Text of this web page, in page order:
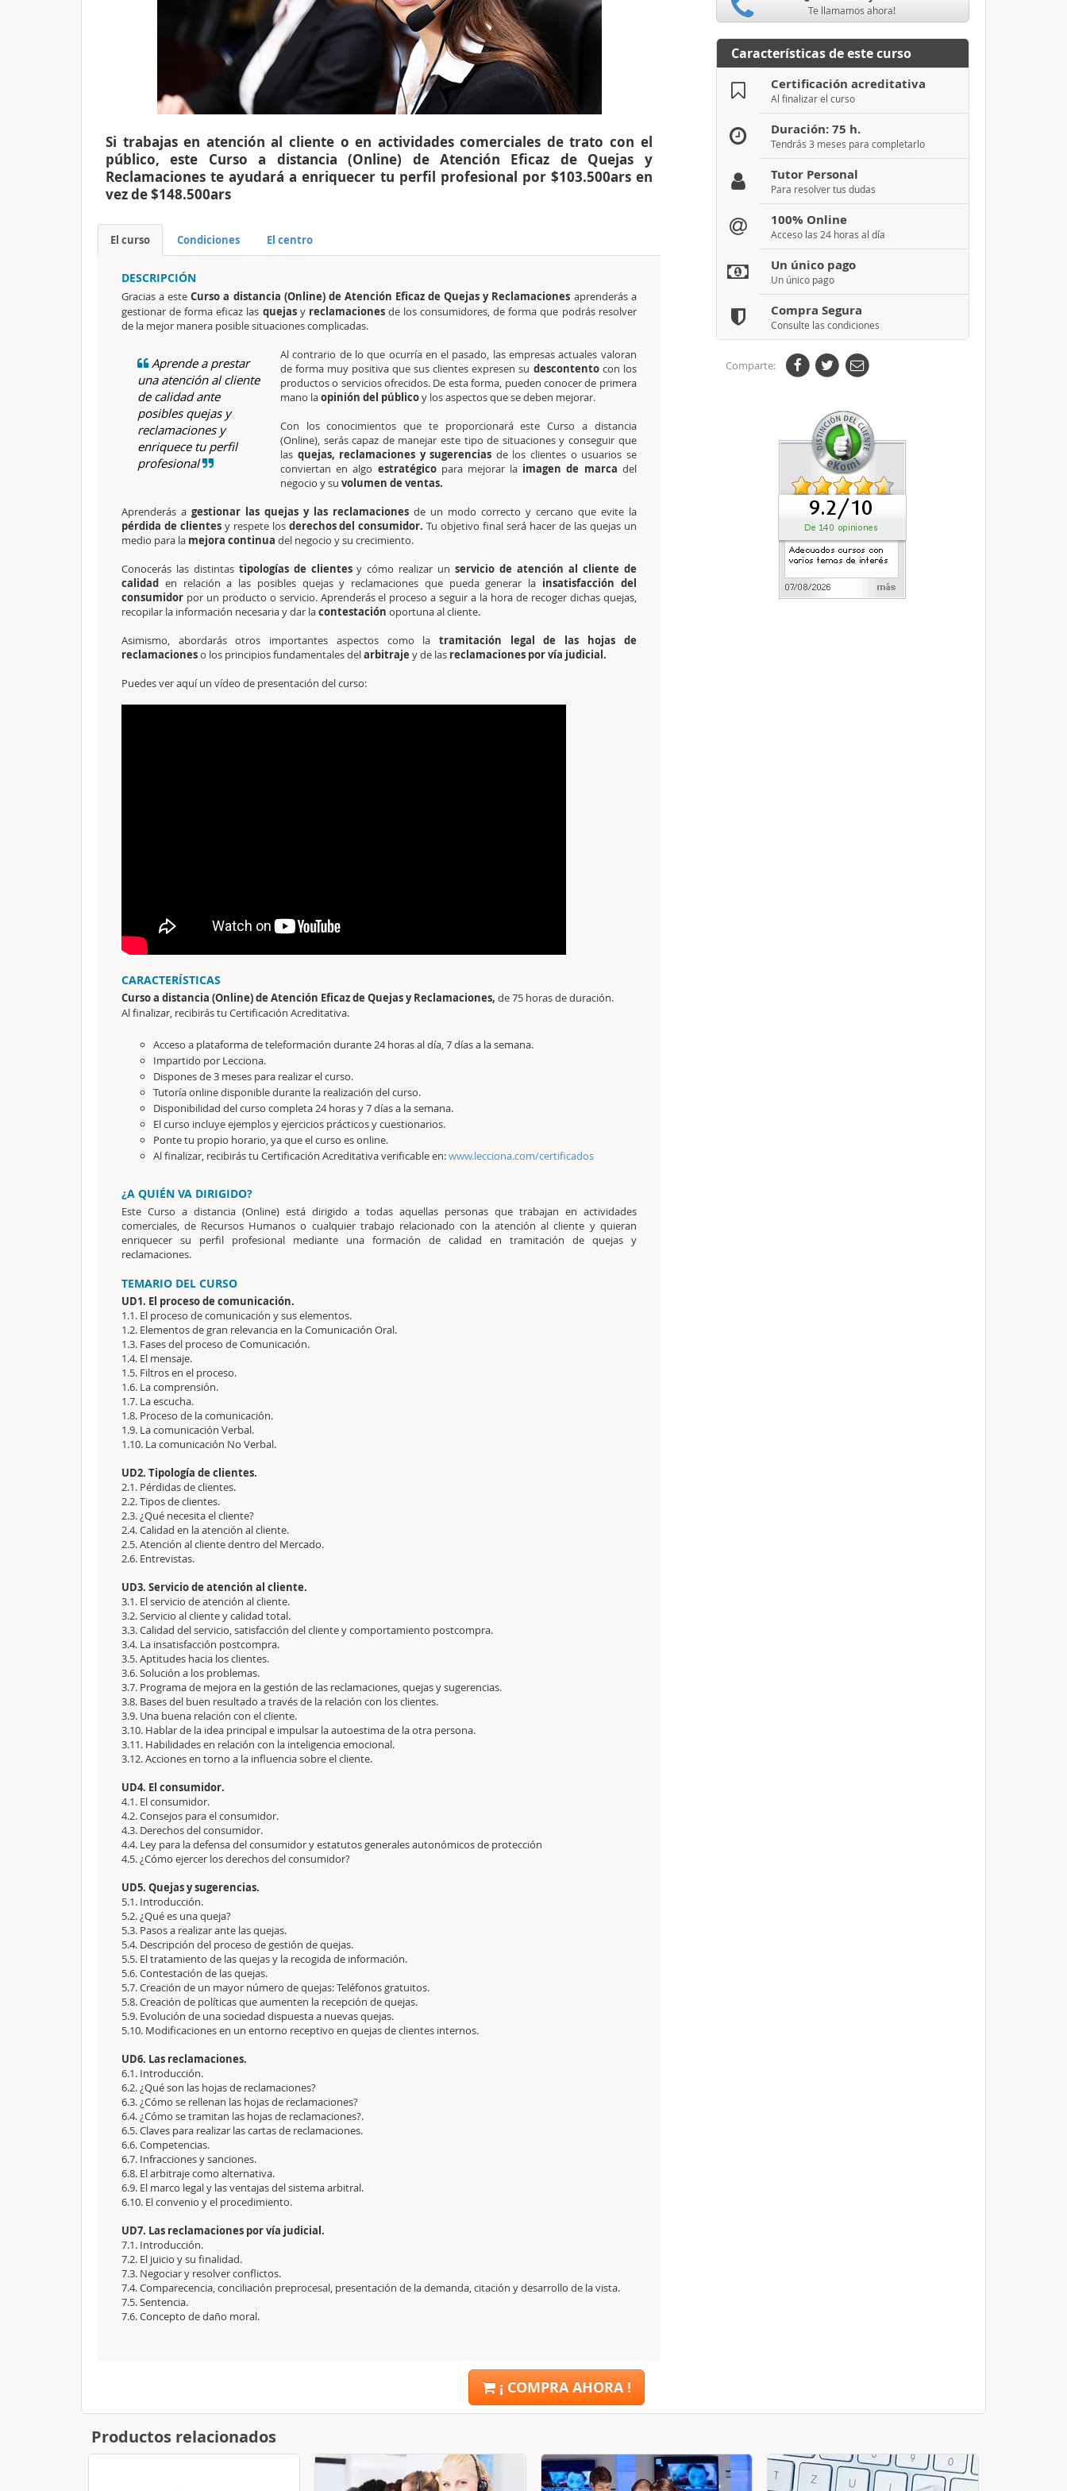
Si trabajas en atención al cliente o en actividades comerciales de trato con el
público, este Curso a distancia (Online) de Atención Eficaz de Quejas y
Reclamaciones te ayudará a enriquecer tu perfil profesional por $103.500ars en
vez de $148.500ars
El curso Condiciones El centro
DESCRIPCIÓN
Gracias a esteCurso a distancia (Online) de Atención Eficaz de Quejas y Reclamaciones aprenderás a
gestionar de forma eficaz las quejasy reclamacionesde los consumidores, de forma que podrás resolver
de la mejor manera posible situaciones complicadas.
Aprende a prestar
una atención al cliente
de calidad ante
posibles quejas y
reclamaciones y
enriquece tu perfil
profesional
Al contrario de lo que ocurría en el pasado, las empresas actuales valoran
de forma muy positiva que sus clientes expresen su descontentocon los
productos o servicios ofrecidos. De esta forma, pueden conocer de primera
mano laopinión del públicoy los aspectos que se deben mejorar.
Con los conocimientos que te proporcionará este Curso a distancia
(Online), serás capaz de manejar este tipo de situaciones y conseguir que
las quejas, reclamaciones y sugerencias de los clientes o usuarios se
conviertan en algo estratégicopara mejorar la imagen de marca del
negocio y su volumen de ventas.
Aprenderás agestionar las quejas y las reclamacionesde un modo correcto y cercano que evite la
pérdida de clientesy respete losderechos del consumidor. Tu objetivo final será hacer de las quejas un
medio para la mejora continua del negocio y su crecimiento.
Conocerás las distintastipologías de clientesy cómo realizar unservicio de atención al cliente de
calidad en relación a las posibles quejas y reclamaciones que pueda generar la insatisfacción del
consumidor por un producto o servicio. Aprenderás el proceso a seguir a la hora de recoger dichas quejas,
recopilar la información necesaria y dar lacontestación oportuna al cliente.
Asimismo, abordarás otros importantes aspectos como la tramitación legal de las hojas de
reclamacioneso los principios fundamentales delarbitraje y de las reclamaciones por vía judicial.
Puedes ver aquí un vídeo de presentación del curso:
CARACTERÍSTICAS
Curso a distancia (Online) de Atención Eficaz de Quejas y Reclamaciones, de 75 horas de duración.
Al finalizar, recibirás tu Certificación Acreditativa.
Acceso a plataforma de teleformación durante 24 horas al día, 7 días a la semana.
Impartido por Lecciona.
Dispones de 3 meses para realizar el curso.
Tutoría online disponible durante la realización del curso.
Disponibilidad del curso completa 24 horas y 7 días a la semana.
El curso incluye ejemplos y ejercicios prácticos y cuestionarios.
Ponte tu propio horario, ya que el curso es online.
Al finalizar, recibirás tu Certificación Acreditativa verificable en:www.lecciona.com/certificados
¿A QUIÉN VA DIRIGIDO?
Este Curso a distancia (Online) está dirigido a todas aquellas personas que trabajan en actividades
comerciales, de Recursos Humanos o cualquier trabajo relacionado con la atención al cliente y quieran
enriquecer su perfil profesional mediante una formación de calidad en tramitación de quejas y
reclamaciones.
TEMARIO DEL CURSO
UD1. El proceso de comunicación.
1.1. El proceso de comunicación y sus elementos.
1.2. Elementos de gran relevancia en la Comunicación Oral.
1.3. Fases del proceso de Comunicación.
1.4. El mensaje.
1.5. Filtros en el proceso.
1.6. La comprensión.
1.7. La escucha.
1.8. Proceso de la comunicación.
1.9. La comunicación Verbal.
1.10. La comunicación No Verbal.
UD2. Tipología de clientes.
2.1. Pérdidas de clientes.
2.2. Tipos de clientes.
2.3. ¿Qué necesita el cliente?
2.4. Calidad en la atención al cliente.
2.5. Atención al cliente dentro del Mercado.
2.6. Entrevistas.
UD3. Servicio de atención al cliente.
3.1. El servicio de atención al cliente.
3.2. Servicio al cliente y calidad total.
3.3. Calidad del servicio, satisfacción del cliente y comportamiento postcompra.
3.4. La insatisfacción postcompra.
3.5. Aptitudes hacia los clientes.
3.6. Solución a los problemas.
3.7. Programa de mejora en la gestión de las reclamaciones, quejas y sugerencias.
3.8. Bases del buen resultado a través de la relación con los clientes.
3.9. Una buena relación con el cliente.
3.10. Hablar de la idea principal e impulsar la autoestima de la otra persona.
3.11. Habilidades en relación con la inteligencia emocional.
3.12. Acciones en torno a la influencia sobre el cliente.
UD4. El consumidor.
4.1. El consumidor.
4.2. Consejos para el consumidor.
4.3. Derechos del consumidor.
4.4. Ley para la defensa del consumidor y estatutos generales autonómicos de protección
4.5. ¿Cómo ejercer los derechos del consumidor?
UD5. Quejas y sugerencias.
5.1. Introducción.
5.2. ¿Qué es una queja?
5.3. Pasos a realizar ante las quejas.
5.4. Descripción del proceso de gestión de quejas.
5.5. El tratamiento de las quejas y la recogida de información.
5.6. Contestación de las quejas.
5.7. Creación de un mayor número de quejas: Teléfonos gratuitos.
5.8. Creación de políticas que aumenten la recepción de quejas.
5.9. Evolución de una sociedad dispuesta a nuevas quejas.
5.10. Modificaciones en un entorno receptivo en quejas de clientes internos.
UD6. Las reclamaciones.
6.1. Introducción.
6.2. ¿Qué son las hojas de reclamaciones?
6.3. ¿Cómo se rellenan las hojas de reclamaciones?
6.4. ¿Cómo se tramitan las hojas de reclamaciones?.
6.5. Claves para realizar las cartas de reclamaciones.
6.6. Competencias.
6.7. Infracciones y sanciones.
6.8. El arbitraje como alternativa.
6.9. El marco legal y las ventajas del sistema arbitral.
6.10. El convenio y el procedimiento.
UD7. Las reclamaciones por vía judicial.
7.1. Introducción.
7.2. El juicio y su finalidad.
7.3. Negociar y resolver conflictos.
7.4. Comparecencia, conciliación preprocesal, presentación de la demanda, citación y desarrollo de la vista.
7.5. Sentencia.
7.6. Concepto de daño moral.
¡ COMPRA AHORA !
Te llamamos ahora!
Características de este curso
Certificación acreditativa
Al finalizar el curso
Duración: 75 h.
Tendrás 3 meses para completarlo
Tutor Personal
Para resolver tus dudas
100% Online
Acceso las 24 horas al día
Un único pago
Un único pago
Compra Segura
Consulte las condiciones
Comparte:
Productos relacionados